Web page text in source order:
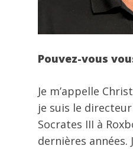
Pouvez-vous
Je m’appelle
je suis le
Socrates III à
dernières années.